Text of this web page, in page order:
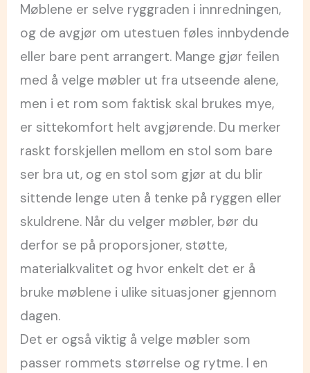
Møblene er selve ryggraden i innredningen,
og de avgjør om utestuen føles innbydende
eller bare pent arrangert. Mange gjør feilen
med å velge møbler ut fra utseende alene,
men i et rom som faktisk skal brukes mye,
er sittekomfort helt avgjørende. Du merker
raskt forskjellen mellom en stol som bare
ser bra ut, og en stol som gjør at du blir
sittende lenge uten å tenke på ryggen eller
skuldrene. Når du velger møbler, bør du
derfor se på proporsjoner, støtte,
materialkvalitet og hvor enkelt det er å
bruke møblene i ulike situasjoner gjennom
dagen.
Det er også viktig å velge møbler som
passer rommets størrelse og rytme. I en